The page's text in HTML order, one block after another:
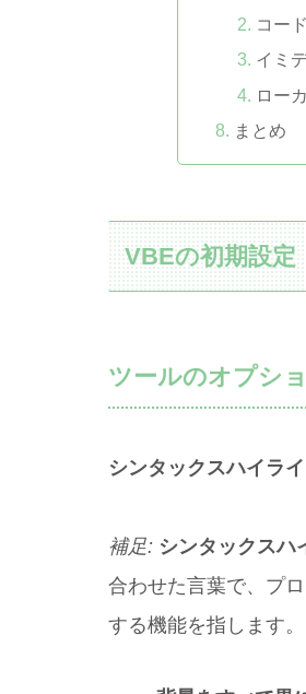
コー
イミ
ロー
まとめ
VBEの初期設定
ツールのオプシ
シンタックスハイライ
補足: シンタックスハ
合わせた言葉で、プ
する機能を指します。